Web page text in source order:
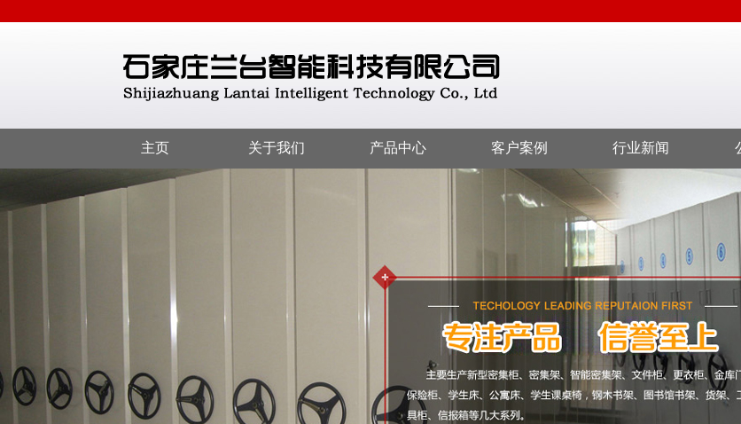
主页 关于我们 产品中心 客户案例 行业新闻